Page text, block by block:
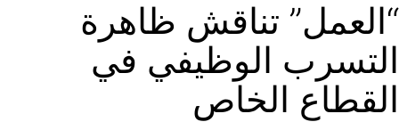
“العمل” تناقش ظاهرة
التسرب الوظيفي في
القطاع الخاص